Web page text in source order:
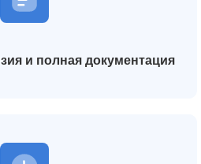
и полная документация